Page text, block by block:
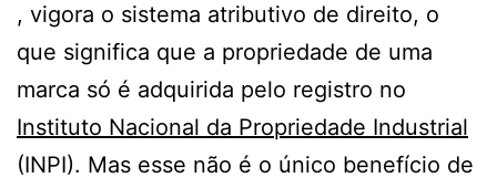
, vigora o sistema atributivo de direito, o
que significa que a propriedade de uma
marca só é adquirida pelo registro no
Instituto Nacional da Propriedade Industrial
(INPI). Mas esse não é o único benefício de